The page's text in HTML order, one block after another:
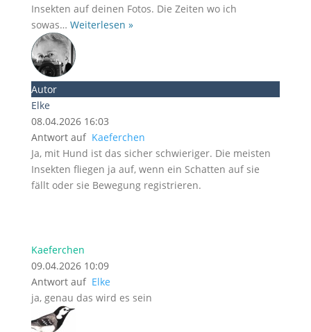
Insekten auf deinen Fotos. Die Zeiten wo ich
sowas… Weiterlesen »
Autor
Elke
08.04.2026 16:03
Antwort auf Kaeferchen
Ja, mit Hund ist das sicher schwieriger. Die meisten
Insekten fliegen ja auf, wenn ein Schatten auf sie
fällt oder sie Bewegung registrieren.
Kaeferchen
09.04.2026 10:09
Antwort auf Elke
ja, genau das wird es sein